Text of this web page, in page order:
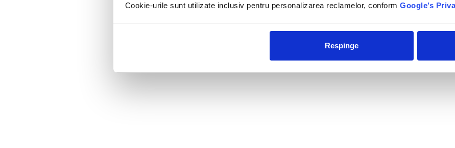
Cookie-urile sunt utilizate inclusiv pentru personalizarea reclamelor, conform Google’s
Respinge
Hotelul Afandou Blu 3* este